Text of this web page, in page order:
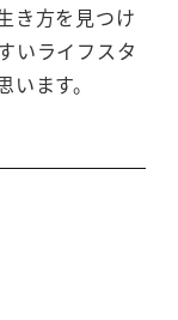
き方を見つけ
いライフスタ
ます。